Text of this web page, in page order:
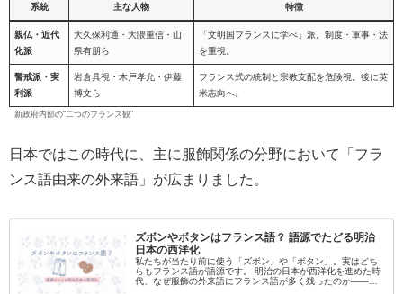
系統 主な人物 特徴
親仏・近代
化派
大久保利通・大隈重信・山
県有朋ら
「文明国フランスに学べ」派。制度・軍事・法
を重視。
警戒派・実
利派
岩倉具視・木戸孝允・伊藤
博文ら
フランス式の統制と宗教支配を危険視。後に英
米志向へ。
新政府内部の“二つのフランス観”
日本ではこの時代に、主に服飾関係の分野において「フラ
ンス語由来の外来語」が広まりました。
ズボンやボタンはフランス語？ 語源でたどる明治
日本の西洋化
私たちが当たり前に使う「ズボン」や「ボタン」。実はどち
らもフランス語が語源です。 明治の日本が西洋化を進めた時
代、なぜ服飾の外来語にフランス語が多く残ったのか――そ